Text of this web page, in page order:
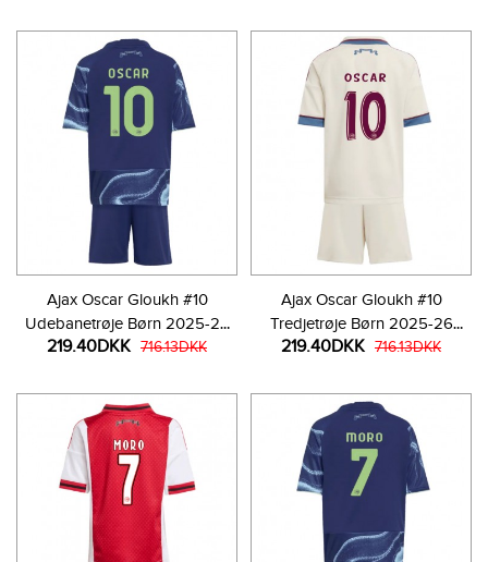
Ajax Oscar Gloukh #10
Udebanetrøje Børn 2025-26
Kortærmet (+ Korte bukser)
219.40DKK 716.13DKK
Ajax Oscar Gloukh #10
Tredjetrøje Børn 2025-26
Kortærmet (+ Korte bukser)
219.40DKK 716.13DKK